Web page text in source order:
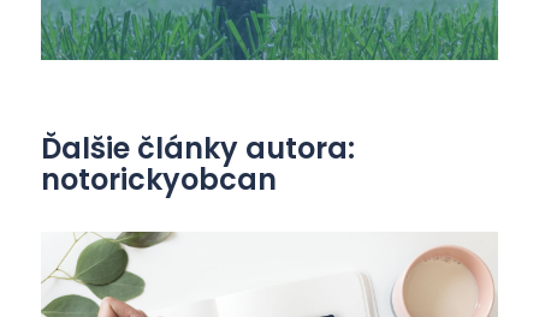
Ďalšie články autora:
notorickyobcan